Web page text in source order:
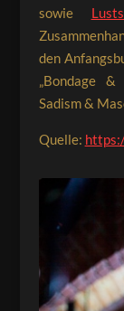
sowie
den
„Bondage
Sadism &
Quelle: